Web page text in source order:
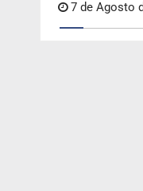
7 de Agosto